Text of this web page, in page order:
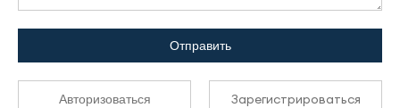
Отправить
Авторизоваться Зарегистрироваться